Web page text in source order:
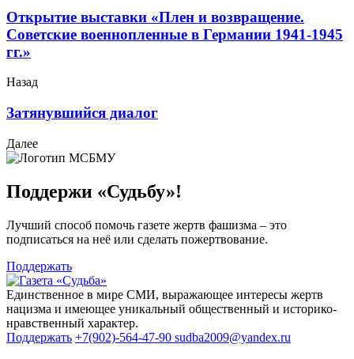
Открытие выставки «Плен и возвращение.
Советские военнопленные в Германии 1941-1945
гг.»
Назад
Затянувшийся диалог
Далее
Поддержи «Судьбу»!
Лучший способ помочь газете жертв фашизма – это
подписаться на неё или сделать пожертвование.
Поддержать
Единственное в мире СМИ, выражающее интересы жертв
нацизма и имеющее уникальный общественный и историко-
нравственный характер.
Поддержать +7(902)-564-47-90 sudba2009@yandex.ru